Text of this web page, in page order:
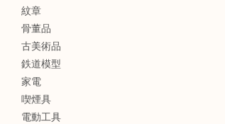
紋章
骨董品
古美術品
鉄道模型
家電
喫煙具
電動工具